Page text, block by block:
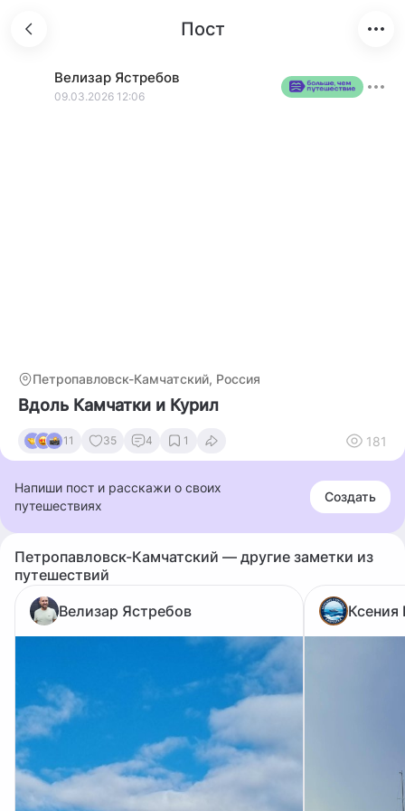
Пост
Велизар Ястребов
09.03.2026 12:06
Петропавловск-Камчатский, Россия
Вдоль Камчатки и Курил
11 35 4 1 181
Напиши пост и расскажи о своих
путешествиях
Создать
Петропавловск-Камчатский — другие заметки из
путешествий
Велизар Ястребов
Ксения